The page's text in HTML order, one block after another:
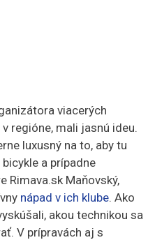
viacerých
regióne, mali jasnú ideu.
luxusný na to, aby tu
a prípadne
Rimava.sk Maňovský,
nápad v ich klube. Ako
akou technikou sa
V prípravách aj s